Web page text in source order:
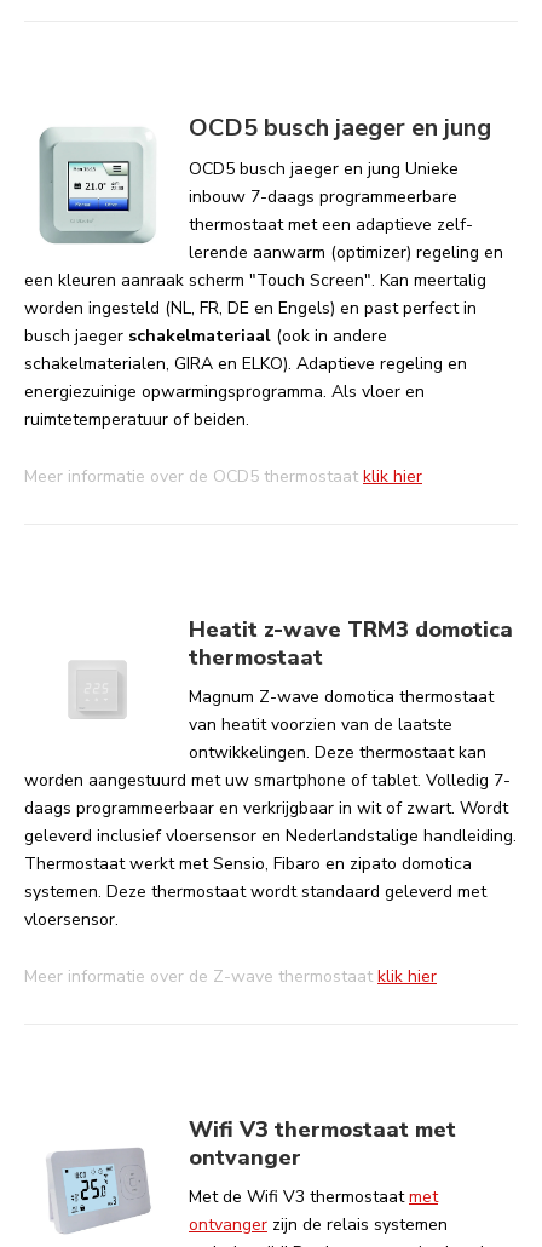
OCD5 busch jaeger en jung
OCD5 busch jaeger en jung Unieke
inbouw 7-daags programmeerbare
thermostaat met een adaptieve zelf-
lerende aanwarm (optimizer) regeling en
een kleuren aanraak scherm "Touch Screen". Kan meertalig
worden ingesteld (NL, FR, DE en Engels) en past perfect in
busch jaeger schakelmateriaal (ook in andere
schakelmaterialen, GIRA en ELKO). Adaptieve regeling en
energiezuinige opwarmingsprogramma. Als vloer en
ruimtetemperatuur of beiden.
Meer informatie over de OCD5 thermostaat klik hier
Heatit z-wave TRM3 domotica
thermostaat
Magnum Z-wave domotica thermostaat
van heatit voorzien van de laatste
ontwikkelingen. Deze thermostaat kan
worden aangestuurd met uw smartphone of tablet. Volledig 7-
daags programmeerbaar en verkrijgbaar in wit of zwart. Wordt
geleverd inclusief vloersensor en Nederlandstalige handleiding.
Thermostaat werkt met Sensio, Fibaro en zipato domotica
systemen. Deze thermostaat wordt standaard geleverd met
vloersensor.
Meer informatie over de Z-wave thermostaat klik hier
Wifi V3 thermostaat met
ontvanger
Met de Wifi V3 thermostaatmet
ontvangerzijn de relais systemen